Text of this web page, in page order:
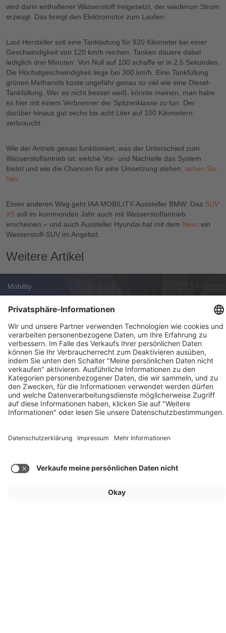
wird darin enthaltener Wasserstoff freigesetzt, der wiederum Strom
erzeugt. Das bringt den Elektromotor zum Laufen.
Laut Hersteller soll eine Tankladung für 820 Kilometer bei einer
Geschwindigkeit von 120 km/h reichen. Tanken dauere dabei
lediglich drei Minuten. Von Null auf 100 schaffe er in 2,5 Sekunden.
Die Höchstgeschwindigkeit liege bei 300 km/h. Eine Tankfüllung
grünen Methanols koste ungefähr genau so viel wie eine Diesel-
Tankfüllung. Wer es nicht besser weiß, könnte meinen, man habe
es hier mit einem Verbrenner der Spitzenklasse zu tun. Der
darüber hinaus gut sechs bis acht Liter auf 100 Kilometern
verbraucht.
Wie der Antrieb genau funktioniert, was der Unterschied zum
Wasserstoffantrieb ist, welche Vor- und Nachteile das System
bietet und wie die Chancen für eine Umsetzung stehen, sehen Sie
hier.
Einen anderen Weg geht IAA MOBILITY-Aussteller BMW: Das SUV
X5 soll im kommenden Jahr auch mit Wasserstoffantrieb
erscheinen – und auch Aussteller Hyundai hat mit dem Nexo ein
Wasserstoff-SUV im Angebot.
Weitere Artikel
Mobility
Zulassung
Weekly Update 32/2026
Audi, Zoox, FAW Hongqi
Weekly Update 31/2026
Mercedes, Hyundai, GE Aerospace
Mehr Beiträge laden